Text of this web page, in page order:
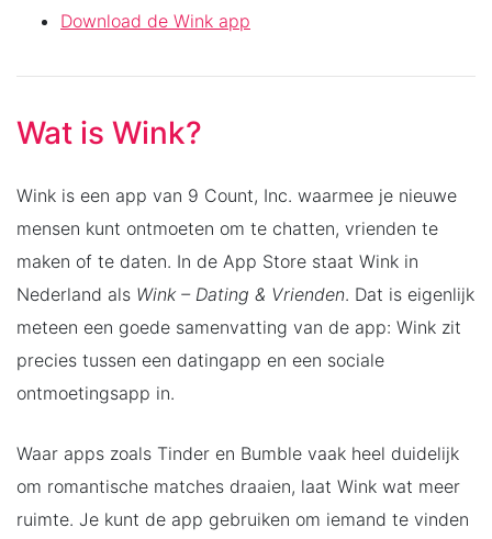
Download de Wink app
Wat is Wink?
Wink is een app van 9 Count, Inc. waarmee je nieuwe
mensen kunt ontmoeten om te chatten, vrienden te
maken of te daten. In de App Store staat Wink in
Nederland als Wink – Dating & Vrienden. Dat is eigenlijk
meteen een goede samenvatting van de app: Wink zit
precies tussen een datingapp en een sociale
ontmoetingsapp in.
Waar apps zoals Tinder en Bumble vaak heel duidelijk
om romantische matches draaien, laat Wink wat meer
ruimte. Je kunt de app gebruiken om iemand te vinden